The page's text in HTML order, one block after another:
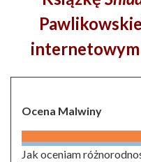
internetowym
Ocena Malwiny
Jak oceniam